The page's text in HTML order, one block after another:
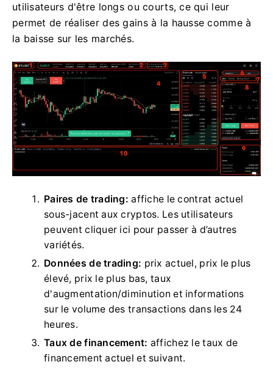
utilisateurs d'être longs ou courts, ce qui leur
permet de réaliser des gains à la hausse comme à
la baisse sur les marchés.
Paires de trading: affiche le contrat actuel
sous-jacent aux cryptos. Les utilisateurs
peuvent cliquer ici pour passer à d’autres
variétés.
Données de trading: prix actuel, prix le plus
élevé, prix le plus bas, taux
d'augmentation/diminution et informations
sur le volume des transactions dans les 24
heures.
Taux de financement: affichez le taux de
financement actuel et suivant.